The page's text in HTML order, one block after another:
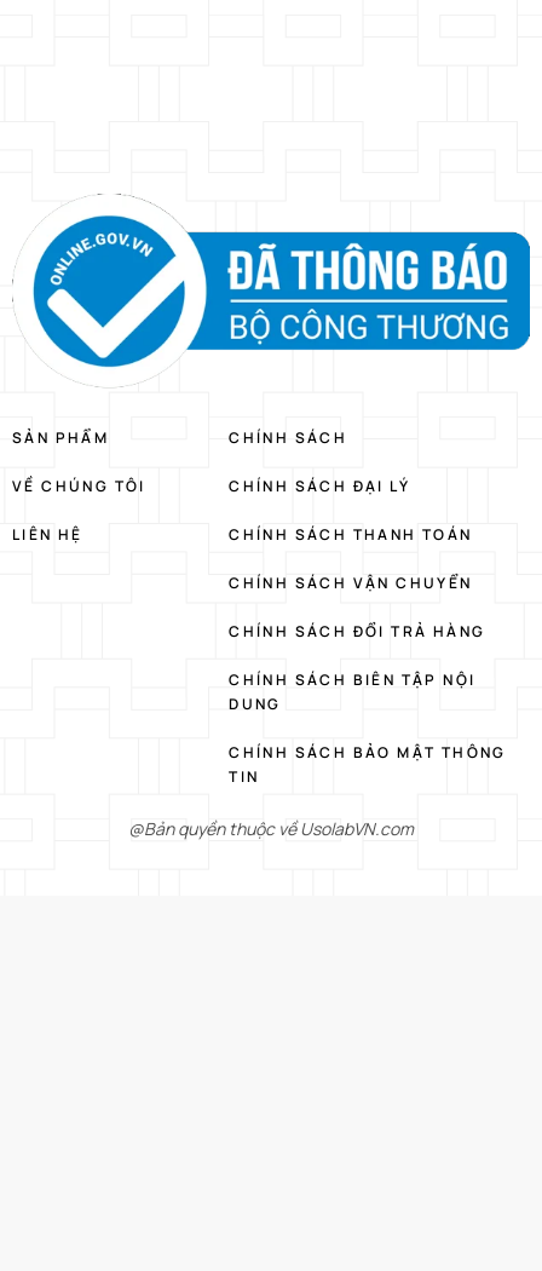
SẢN PHẨM
VỀ CHÚNG TÔI
LIÊN HỆ
CHÍNH SÁCH
CHÍNH SÁCH ĐẠI LÝ
CHÍNH SÁCH THANH TOÁN
CHÍNH SÁCH VẬN CHUYỂN
CHÍNH SÁCH ĐỔI TRẢ HÀNG
CHÍNH SÁCH BIÊN TẬP NỘI
DUNG
CHÍNH SÁCH BẢO MẬT THÔNG
TIN
@Bản quyền thuộc về UsolabVN.com